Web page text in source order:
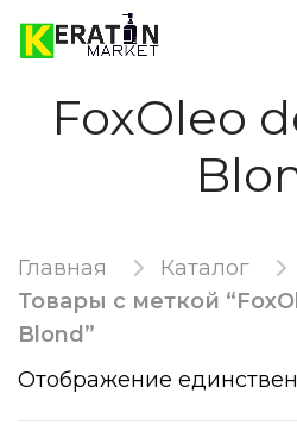
FoxOleo
Главная
Каталог
Товары с меткой
Blond”
Отображение